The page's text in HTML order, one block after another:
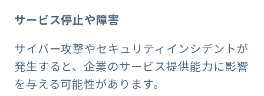
サービス停止や障害
サイバー攻撃やセキュリティインシデントが
発生すると、企業のサービス提供能力に影響
を与える可能性があります。